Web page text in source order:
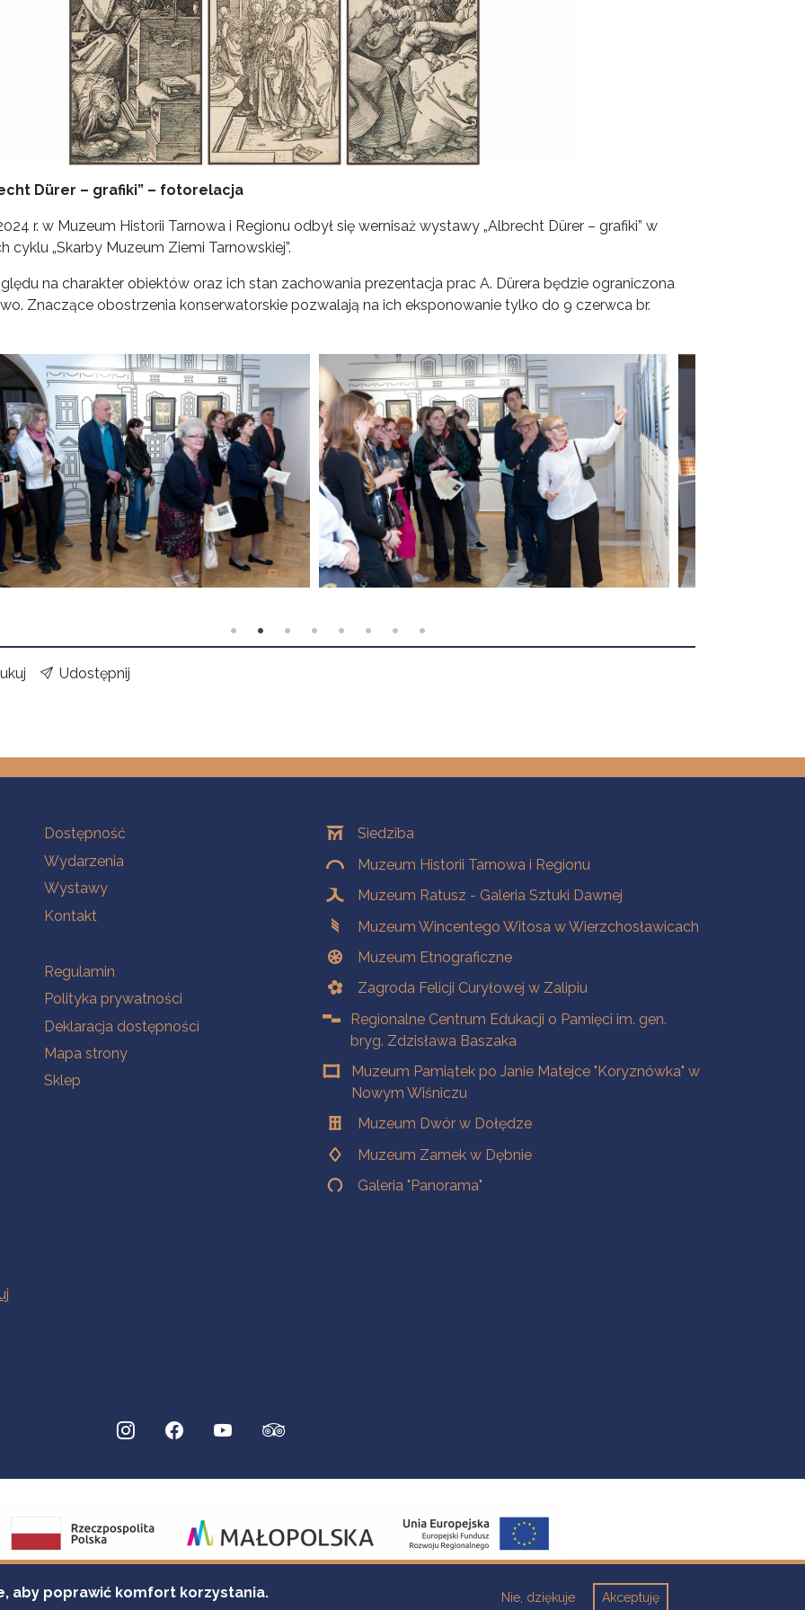
Dürer – grafiki” – fotorelacja
r. w Muzeum Historii Tarnowa i Regionu odbył się wernisaż wystawy „Albrecht Dürer – grafiki” w
cyklu „Skarby Muzeum Ziemi Tarnowskiej”.
na charakter obiektów oraz ich stan zachowania prezentacja prac A. Dürera będzie ograniczona
Znaczące obostrzenia konserwatorskie pozwalają na ich eksponowanie tylko do 9 czerwca br.
Udostępnij
Na skróty
Dostępność
Wydarzenia
Wystawy
Kontakt
Na skróty
Regulamin
Polityka prywatności
Deklaracja dostępności
Mapa strony
Sklep
OddziałySiedziba
Muzeum Historii Tarnowa i Regionu
Muzeum Ratusz - Galeria Sztuki Dawnej
Muzeum Wincentego Witosa w Wierzchosławicach
Muzeum Etnograficzne
Zagroda Felicji Curyłowej w Zalipiu
Regionalne Centrum Edukacji o Pamięci im. gen.
bryg. Zdzisława Baszaka
Muzeum Pamiątek po Janie Matejce "Koryznówka" w
Nowym Wiśniczu
Muzeum Dwór w Dołędze
Muzeum Zamek w Dębnie
Galeria "Panorama"
aby poprawić komfort korzystania.
Akceptuję
Nie, dziękuje